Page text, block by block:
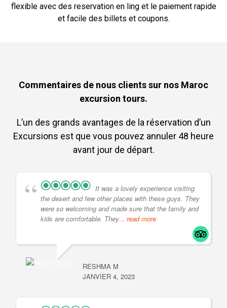
flexible avec des reservation en ling et le paiement rapide
et facile des billets et coupons.
Commentaires de nous clients sur nos Maroc
excursion tours.
L’un des grands avantages de la réservation d’un
Excursions est que vous pouvez annuler 48 heure
avant jour de départ.
It was a lovely experience visiting
the desert and few other places with these guys. They
were so welcoming and made sure that the family and
kids are comfortable. They... read more
RESHMA M
JANVIER 4, 2023